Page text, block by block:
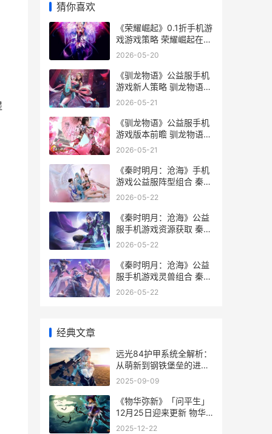
猜你喜欢
《荣耀崛起》0.1折手机游
戏游戏策略 荣耀崛起在线
玩
2026-05-20
《驯龙物语》公益服手机
游戏新人策略 驯龙物语官
方网站
2026-05-21
《驯龙物语》公益服手机
游戏版本前瞻 驯龙物语最
新活动
2026-05-21
《秦时明月：沧海》手机
游戏公益服阵型组合 秦时
明月沧海横流免费观看全
2026-05-22
《秦时明月：沧海》公益
服手机游戏资源获取 秦时
明月沧海手游官网
2026-05-22
《秦时明月：沧海》公益
服手机游戏灵兽组合 秦时
明月沧海横流在线观看
2026-05-22
经典文章
远光84护甲系统全解析：
从萌新到钢铁堡垒的进阶
之路
2025-09-09
《物华弥新》「问平生」
12月25日迎来更新 物华
什么什么成语
2025-12-22